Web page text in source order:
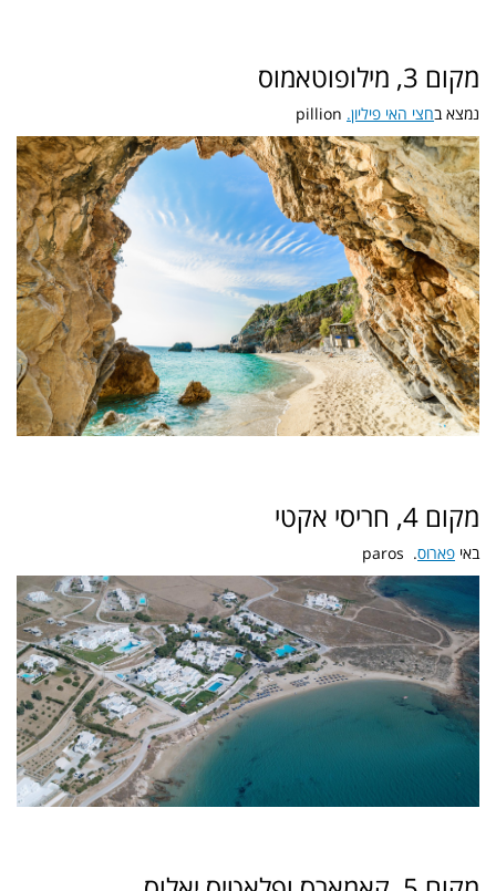
מקום 3, מילופוטאמוס
נמצא בחצי האי פיליון.
מקום 4, חריסי אקטי
באי פארוס. paros